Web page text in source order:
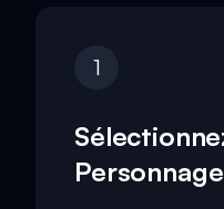
1